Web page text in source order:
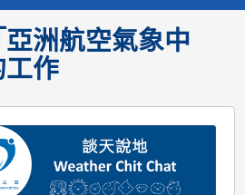
洲航空氣象中
工作